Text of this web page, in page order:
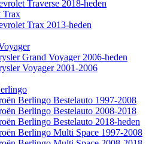
Traverse 2018-heden
Trax
Trax 2013-heden
Grand Voyager 2006-heden
Voyager 2001-2006
Berlingo Bestelauto 1997-2008
Berlingo Bestelauto 2008-2018
Berlingo Bestelauto 2018-heden
Berlingo Multi Space 1997-2008